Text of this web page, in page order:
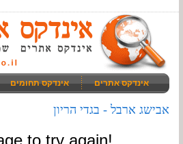
אינדקס אתרים אינדקס תחומים
אבישג ארבל - בגדי הריון